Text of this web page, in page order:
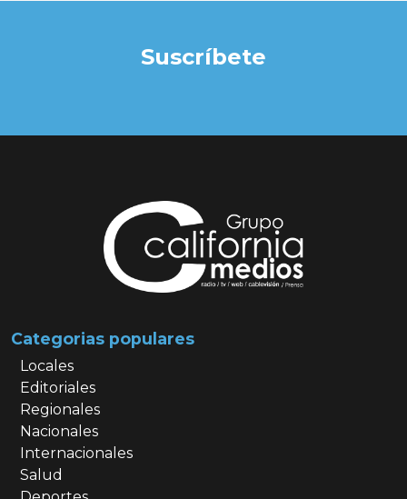
Suscríbete
Categorias populares
Locales
Editoriales
Regionales
Nacionales
Internacionales
Salud